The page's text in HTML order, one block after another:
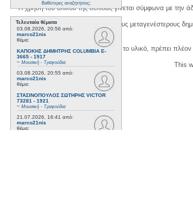
Βαθύτερες αναζητήσεις;
Τελευταία θέματα
03.08.2026, 20:56 από:
marco21nis
θέμα:
ΚΑΠΟΚΗΣ ΔΗΜΗΤΡΗΣ COLUMBIA E-
3665 - 1917
~ Μουσική - Τραγούδια
03.08.2026, 20:55 από:
marco21nis
θέμα:
ΣΤΑΣΙΝΟΠΟΥΛΟΣ ΣΩΤΗΡΗΣ VICTOR
73281 - 1921
~ Μουσική - Τραγούδια
21.07.2026, 16:41 από:
marco21nis
θέμα:
Η χρήση του υλικού της σελίδας γίνεται σύμφωνα με την
1. Να αναφέρετε τον αρχικό και τους μεταγενέστερους
3. Αν διασκευάσετε με κάθε τρόπο το υλικό, πρέπει πλέον
This